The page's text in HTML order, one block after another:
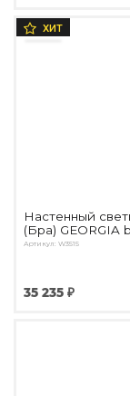
ХИТ
Настенный
(Бра) GEORGIA
Артикул: W3515
35 235 ₽